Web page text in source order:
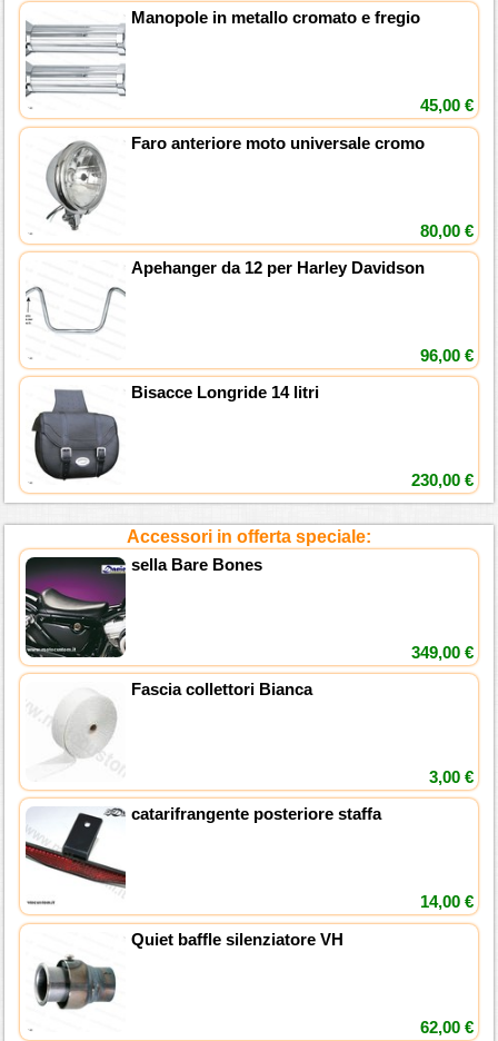
Manopole in metallo cromato e fregio
45,00 €
Faro anteriore moto universale cromo
80,00 €
Apehanger da 12 per Harley Davidson
96,00 €
Bisacce Longride 14 litri
230,00 €
Accessori in offerta speciale:
sella Bare Bones
349,00 €
Fascia collettori Bianca
3,00 €
catarifrangente posteriore staffa
14,00 €
Quiet baffle silenziatore VH
62,00 €